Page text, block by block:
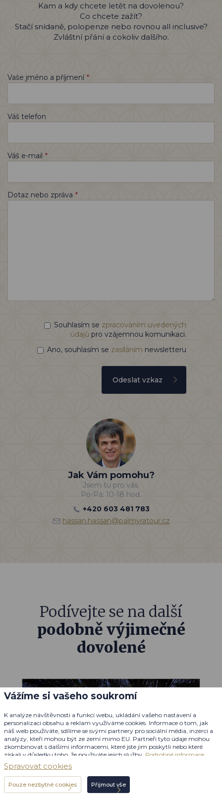
Kam a kdy chcete letět na dovolenou?
Co chcete zažít?
Stačí snídaně, polopenze nebo rovnou all inclusive?
Zvláštní přání a cokoliv dalšího.
Vaše jméno a příjmení *
Váš telefon
Váš e-mail *
Dotaz nebo zpráva *
Souhlasím se zpracováním uvedených
údajů pro vzájemnou komunikaci.
Ano, souhlasím se zasíláním newsletteru
Odeslat vzkaz
Jak Vám pomohu?
Jsem tu pro vás.
Po-Pá: 10-18 hod.
+420 603 481 783
hassan.hassan@palmyratour.cz
Podívejte se na další
podobně výjimečné
dovolené
Omán
Individuální poptávka
Vážíme si vašeho soukromí
K analýze návštěvnosti a funkcí webu, ukládání vašeho nastavení a
personalizaci obsahu a reklam využíváme cookies. Informace o tom, jak
náš web používáte, sdílíme se svými partnery pro sociální média, inzerci a
analýzy, kteří mohou být ze zemí mimo EU. Partneři tyto údaje mohou
zkombinovat s dalšími informacemi, které jste jim poskytli nebo které
získali v důsledku toho, že používáte jejich služby. Podrobné informace
Spravovat cookies
Pouze nezbytné cookies Přijmout vše